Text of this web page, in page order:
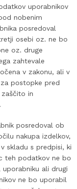
uporabnikov
nobenim
posredoval
osebi oz. ne bo
oz. druge
zahtevale
v zakonu, ali v
postopke pred
in
posredoval ob
nakupa izdelkov,
skladu s predpisi, ki
teh podatkov ne bo
ali drugi
ne bo uporabil